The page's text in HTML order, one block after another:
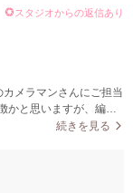
スタジオからの返信あり
メラマンさんにご担当
かと思いますが、編集
取ってほしいなど、写
お伝えしていただくの
続きを見る